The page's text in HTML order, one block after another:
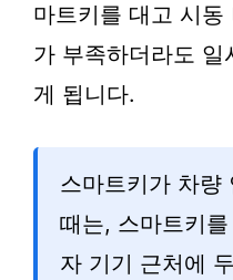
마트키를 대고 시동
가 부족하더라도
게 됩니다.
스마트키가 차량
때는, 스마트키
자 기기 근처에